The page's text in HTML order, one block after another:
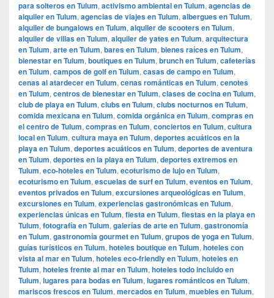
para solteros en Tulum, activismo ambiental en Tulum, agencias de
alquiler en Tulum, agencias de viajes en Tulum, albergues en Tulum,
alquiler de bungalows en Tulum, alquiler de scooters en Tulum,
alquiler de villas en Tulum, alquiler de yates en Tulum, arquitectura
en Tulum, arte en Tulum, bares en Tulum, bienes raíces en Tulum,
bienestar en Tulum, boutiques en Tulum, brunch en Tulum, cafeterías
en Tulum, campos de golf en Tulum, casas de campo en Tulum,
cenas al atardecer en Tulum, cenas románticas en Tulum, cenotes
en Tulum, centros de bienestar en Tulum, clases de cocina en Tulum,
club de playa en Tulum, clubs en Tulum, clubs nocturnos en Tulum,
comida mexicana en Tulum, comida orgánica en Tulum, compras en
el centro de Tulum, compras en Tulum, conciertos en Tulum, cultura
local en Tulum, cultura maya en Tulum, deportes acuáticos en la
playa en Tulum, deportes acuáticos en Tulum, deportes de aventura
en Tulum, deportes en la playa en Tulum, deportes extremos en
Tulum, eco-hoteles en Tulum, ecoturismo de lujo en Tulum,
ecoturismo en Tulum, escuelas de surf en Tulum, eventos en Tulum,
eventos privados en Tulum, excursiones arqueológicas en Tulum,
excursiones en Tulum, experiencias gastronómicas en Tulum,
experiencias únicas en Tulum, fiesta en Tulum, fiestas en la playa en
Tulum, fotografía en Tulum, galerías de arte en Tulum, gastronomía
en Tulum, gastronomía gourmet en Tulum, grupos de yoga en Tulum,
guías turísticos en Tulum, hoteles boutique en Tulum, hoteles con
vista al mar en Tulum, hoteles eco-friendly en Tulum, hoteles en
Tulum, hoteles frente al mar en Tulum, hoteles todo incluido en
Tulum, lugares para bodas en Tulum, lugares románticos en Tulum,
mariscos frescos en Tulum, mercados en Tulum, muebles en Tulum,